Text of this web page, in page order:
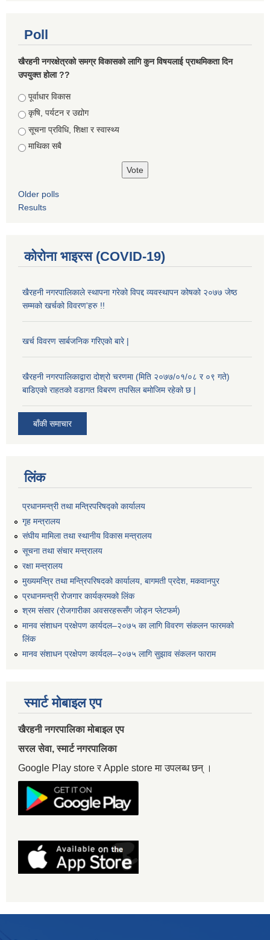
Poll
खैरहनी नगरक्षेत्रको समग्र विकासको लागि कुन विषयलाई प्राथमिकता दिन
उपयुक्त होला ??
Choices
पूर्वाधार विकास
कृषि, पर्यटन र उद्योग
सूचना प्रविधि, शिक्षा र स्वास्थ्य
माथिका सबै
Older polls
Results
कोरोना भाइरस (COVID-19)
खैरहनी नगरपालिकाले स्थापना गरेको विपद्द व्यवस्थापन कोषको २०७७ जेष्ठ
सम्मको खर्चको विवरण'हरु !!
खर्च विवरण सार्बजनिक गरिएको बारे |
खैरहनी नगरपालिकाद्वारा दोश्रो चरणमा (मिति २०७७/०१/०८ र ०९ गते)
बाडिएको राहतको वडागत विबरण तपसिल बमोजिम रहेको छ |
बाँकी समाचार
लिंक
प्रधानमन्त्री तथा मन्त्रिपरिषद्को कार्यालय
गृह मन्त्रालय
संघीय मामिला तथा स्थानीय विकास मन्त्रालय
सूचना तथा संचार मन्त्रालय
रक्षा मन्त्रालय
मुख्यमन्त्रि तथा मन्त्रिपरिषदको कार्यालय, बागमती प्रदेश, मकवानपुर
प्रधानमन्त्री रोजगार कार्यक्रमको लिंक
श्रम संसार (रोजगारीका अवसरहरूसँग जोड्न प्लेटफर्म)
मानव संशाधन प्रक्षेपण कार्यदल–२०७५ का लागि विवरण संकलन फारमको
लिंक
मानव संशाधन प्रक्षेपण कार्यदल–२०७५ लागि सुझाव संकलन फाराम
स्मार्ट मोबाइल एप
खैरहनी नगरपालिका मोबाइल एप
सरल सेवा, स्मार्ट नगरपालिका
Google Play store र Apple store मा उपलब्ध छन् ।